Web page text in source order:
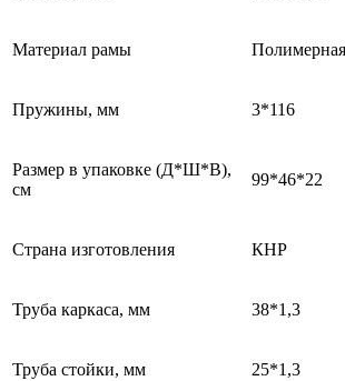
Материал рамы
Пружины, мм 3*116
Размер в упаковке (Д*Ш*В),
см
99*46*22
Страна изготовления КНР
Труба каркаса, мм 38*1,3
Труба стойки, мм 25*1,3